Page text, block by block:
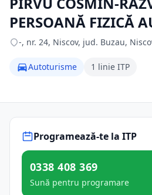
PERSOANĂ FIZICĂ
-, nr. 24, Niscov, jud. Buzau,
Autoturisme 1 linie ITP
Programează-te la ITP
0338 408 369
Sună pentru programare